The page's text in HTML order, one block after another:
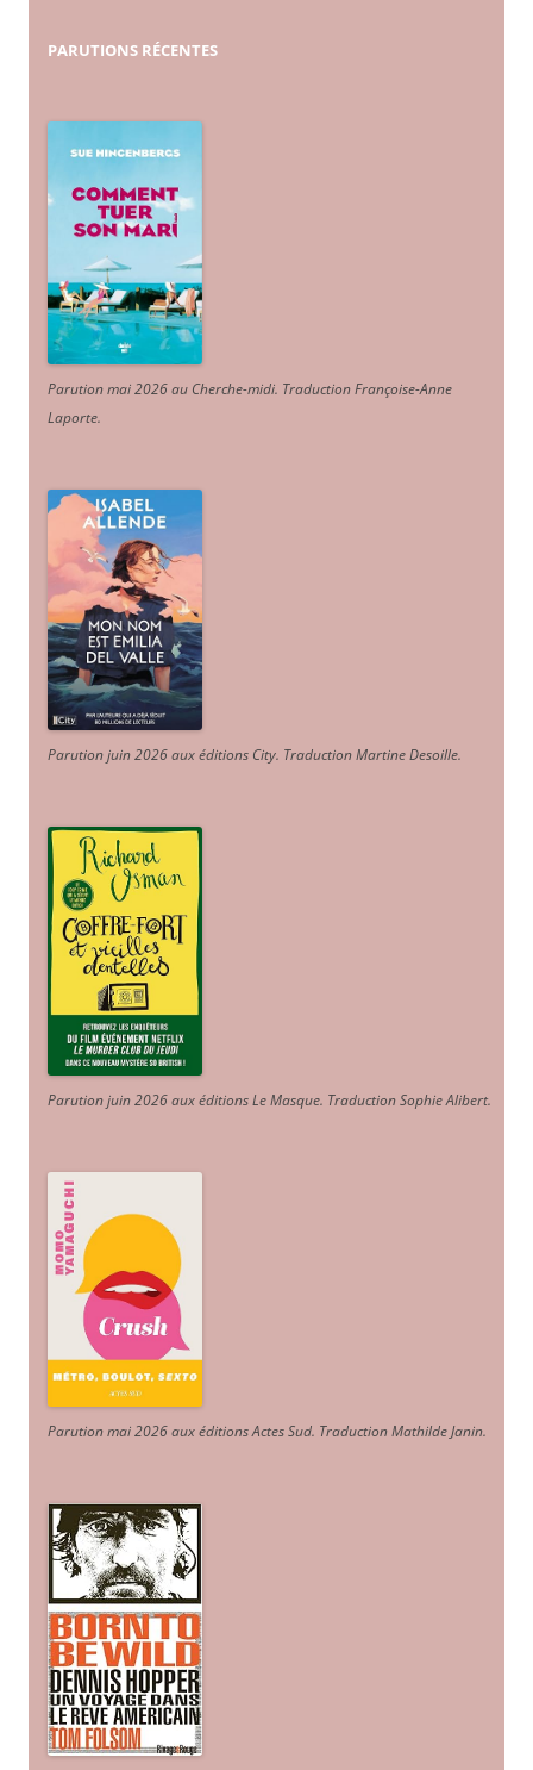
PARUTIONS RÉCENTES
Parution mai 2026 au Cherche-midi. Traduction Françoise-Anne
Laporte.
Parution juin 2026 aux éditions City. Traduction Martine Desoille.
Parution juin 2026 aux éditions Le Masque. Traduction Sophie Alibert.
Parution mai 2026 aux éditions Actes Sud. Traduction Mathilde Janin.